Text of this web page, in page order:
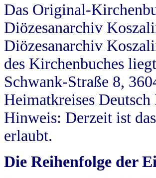
Das Original-
Diözesanarchiv
Diözesanarchiv
des Kirchenbuches
Schwank-Straße 8,
Heimatkreises
Hinweis: Derzeit ist
erlaubt.
Die Reihenfolge der